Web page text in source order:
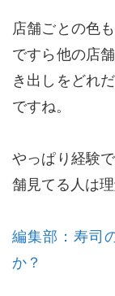
店舗ごとの色
ですら他の店
き出しをどれ
ですね。
やっぱり経験
舗見てる人は
編集部：寿司
か？